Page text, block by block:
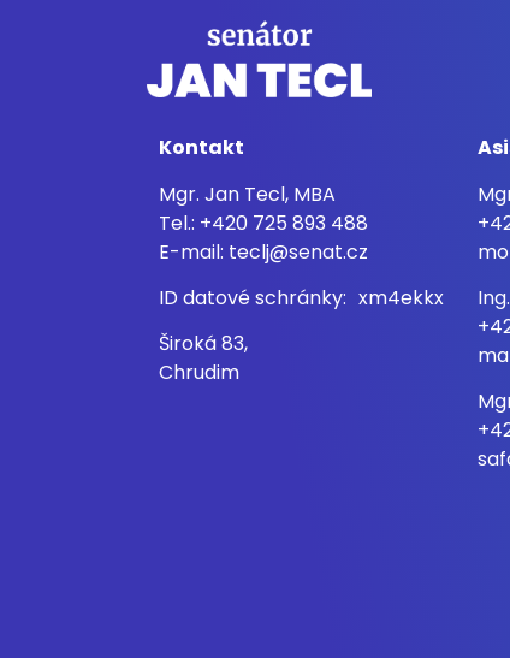
Kontakt
Mgr. Jan Tecl, MBA
Tel.: +420 725 893 488
E-mail: teclj@senat.cz
ID datové schránky: xm4ekkx
Široká 83,
Chrudim